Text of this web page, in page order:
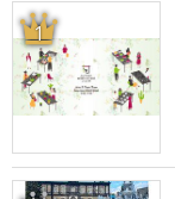
1